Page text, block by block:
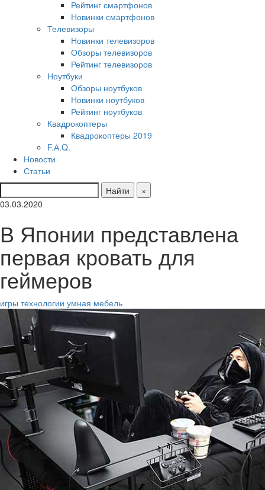
Рейтинг смартфонов
Новинки смартфонов
Телевизоры
Новинки телевизоров
Обзоры телевизоров
Рейтинг телевизоров
Ноутбуки
Обзоры ноутбуков
Новинки ноутбуков
Рейтинг ноутбуков
Квадрокоптеры
Квадрокоптеры 2019
F.А.Q.
Новости
Статьи
Найти
×
03.03.2020
В Японии представлена
первая кровать для
геймеров
игры технологии умная мебель